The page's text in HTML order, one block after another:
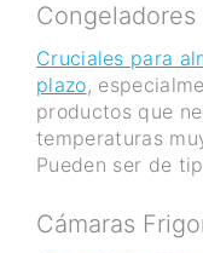
Congeladores
Cruciales para
plazo,
productos que
temperaturas
Pueden ser de
Cámaras